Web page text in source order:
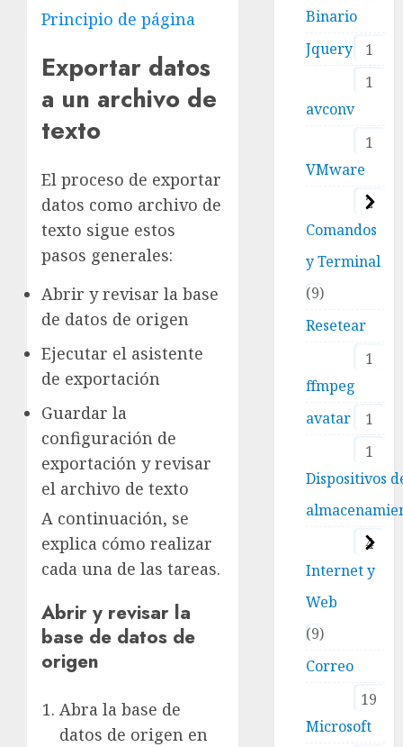
Principio de página
Exportar datos
a un archivo de
texto
El proceso de exportar
datos como archivo de
texto sigue estos
pasos generales:
Abrir y revisar la base
de datos de origen
Ejecutar el asistente
de exportación
Guardar la
configuración de
exportación y revisar
el archivo de texto
A continuación, se
explica cómo realizar
cada una de las tareas.
Abrir y revisar la
base de datos de
origen
Abra la base de
datos de origen en
Binario
1
Jquery
1
avconv
1
VMware
2
Comandos
y Terminal
9
Resetear
1
ffmpeg
1
avatar
1
Dispositivos
4
Internet y
Web
9
Correo
19
Microsoft